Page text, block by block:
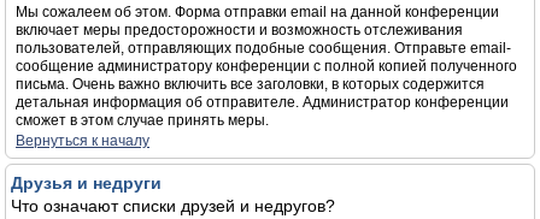
Мы сожалеем об этом. Форма отправки email на данной конференции
включает меры предосторожности и возможность отслеживания
пользователей, отправляющих подобные сообщения. Отправьте email-
сообщение администратору конференции с полной копией полученного
письма. Очень важно включить все заголовки, в которых содержится
детальная информация об отправителе. Администратор конференции
сможет в этом случае принять меры.
Вернуться к началу
Друзья и недруги
Что означают списки друзей и недругов?